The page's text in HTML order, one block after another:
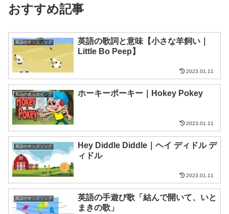
おすすめ記事
英語のキッズソング
英語の歌詞と意味【小さな羊飼い｜
Little Bo Peep】
2023.01.11
英語のキッズソング ホーキーポーキー｜Hokey Pokey
2023.01.11
英語のキッズソング
Hey Diddle Diddle｜ヘイ ディドル デ
ィドル
2023.01.11
英語のキッズソング
英語の手遊び歌「結んで開いて、いと
まきの歌」